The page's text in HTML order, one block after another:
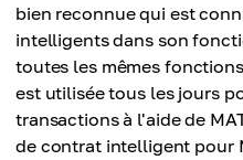
bien reconnue qui est
intelligents dans son
toutes les mêmes
est utilisée tous les jours
transactions à l'aide de
de contrat intelligent pour